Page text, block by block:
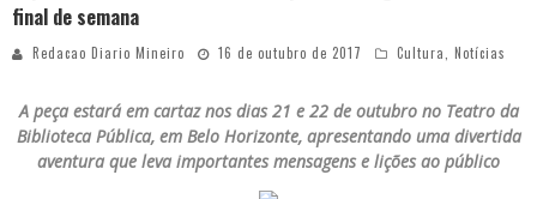
final de semana
Redacao Diario Mineiro 16 de outubro de 2017 Cultura Notícias
A peça estará em cartaz nos dias 21 e 22 de outubro no Teatro da
Biblioteca Pública, em Belo Horizonte, apresentando uma divertida
aventura que leva importantes mensagens e lições ao público